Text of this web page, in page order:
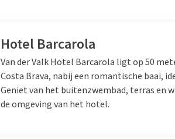
Hotel Barcarola
Van der Valk Hotel Barcarola ligt op 50
Costa Brava, nabij een romantische baai,
Geniet van het buitenzwembad, terras en
de omgeving van het hotel.